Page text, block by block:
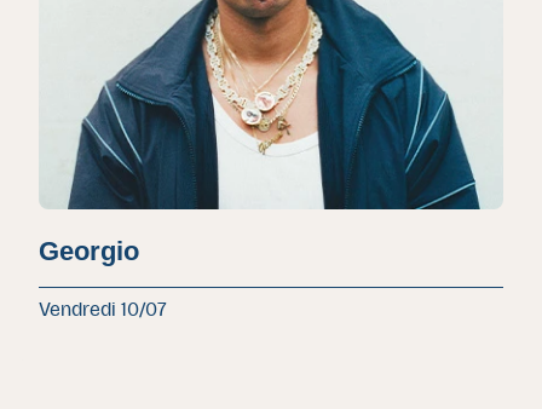
Georgio
Vendredi 10/07